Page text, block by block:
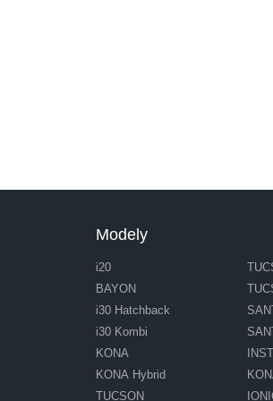
Modely
i20
BAYON
i30 Hatchback
i30 Kombi
KONA
KONA Hybrid
TUCSON